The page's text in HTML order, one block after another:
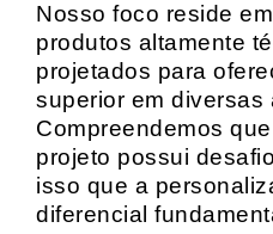
Nosso foco reside
produtos altamente
projetados para
superior em diversas
Compreendemos
projeto possui
isso que a
diferencial